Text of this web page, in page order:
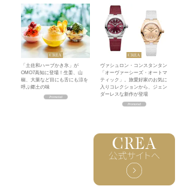
「土佐和ハーブかき氷」が
OMO7高知に登場！生姜、山
椒、大葉など目にも舌にも涼を
呼ぶ郷土の味
ヴァシュロン・コンスタンタン
「オーヴァーシーズ・オートマ
ティック」。旅愛好家のお気に
入りコレクションから、ジェン
ダーレスな新作が登場